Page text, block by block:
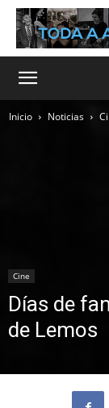
Inicio Noticias
Cine
Días de
de Lemos